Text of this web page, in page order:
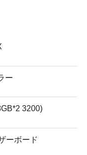
ー
3200)
ーボード